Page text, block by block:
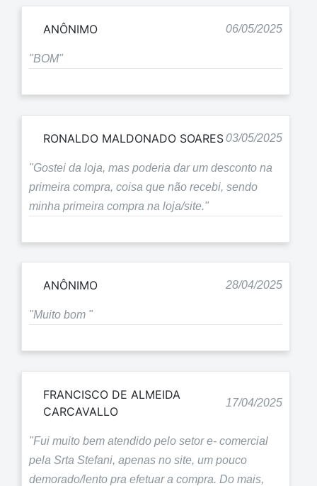
ANÔNIMO 06/05/2025
"BOM"
RONALDO MALDONADO SOARES03/05/2025
"Gostei da loja, mas poderia dar um desconto na
primeira compra, coisa que não recebi, sendo
minha primeira compra na loja/site."
ANÔNIMO 28/04/2025
"Muito bom "
FRANCISCO DE ALMEIDA
CARCAVALLO
17/04/2025
"Fui muito bem atendido pelo setor e- comercial
pela Srta Stefani, apenas no site, um pouco
demorado/lento pra efetuar a compra. Do mais,